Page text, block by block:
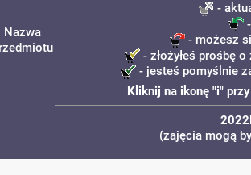
Nazwa
-
-
- możesz
- złożyłeś prośbę
- jesteś pomyślnie
Kliknij na ikonę "i"
(zajęcia mogą